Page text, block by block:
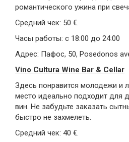
романтического ужина при
Средний чек: 50 €.
Часы работы: с 18:00 до 24:00
Адрес: Пафос, 50, Posedonos
Vino Cultura Wine Bar & Cellar
Здесь понравится молодежи и
место идеально подходит для
вин. Не забудьте заказать
быстро не захмелеть.
Средний чек: 40 €.